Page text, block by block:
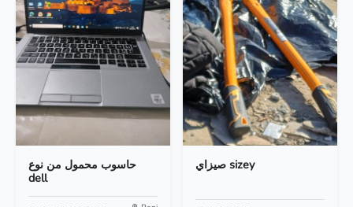
حاسوب محمول من نوع
dell
صيزاي sizey